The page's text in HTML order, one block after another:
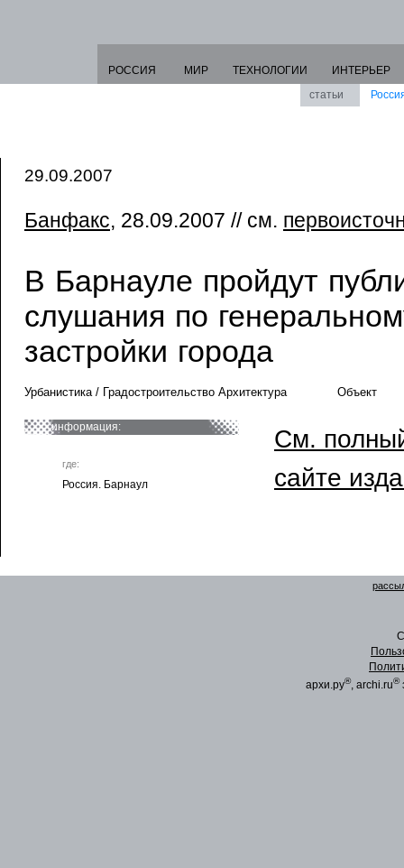
РОССИЯ МИР ТЕХНОЛОГИИ
ИНТЕРЬЕР
статьи
29.09.2007
Банфакс, 28.09.2007 // см.
В Барнауле пройдут
слушания по
застройки города
Урбанистика / Градостроительство Архитектура Объект
информация:
где:
Россия. Барнаул
См.
сайте
архи.ру®, archi.ru®